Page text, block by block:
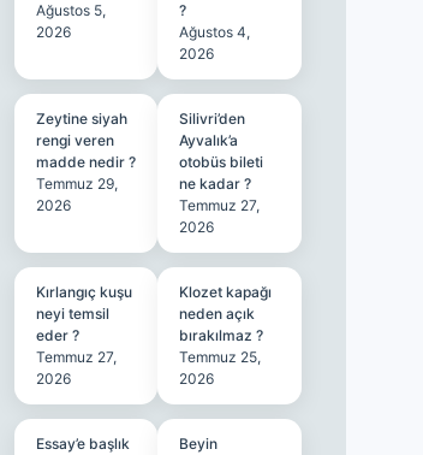
Ağustos 5,
2026
?
Ağustos 4,
2026
Zeytine siyah
rengi veren
madde nedir ?
Temmuz 29,
2026
Silivri’den
Ayvalık’a
otobüs bileti
ne kadar ?
Temmuz 27,
2026
Kırlangıç kuşu
neyi temsil
eder ?
Temmuz 27,
2026
Klozet kapağı
neden açık
bırakılmaz ?
Temmuz 25,
2026
Essay’e başlık
Beyin